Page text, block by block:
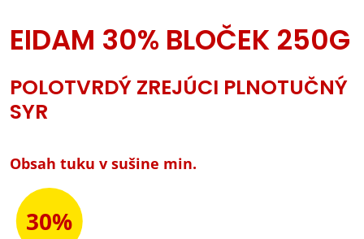
EIDAM 30% BLOČEK 250G
POLOTVRDÝ ZREJÚCI PLNOTUČNÝ
SYR
Obsah tuku v sušine min.
30%